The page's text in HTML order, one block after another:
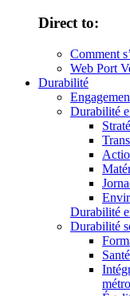
Direct to:
Comment
Web Port
Durabilité
Durabilité
Durabilité
Durabilité